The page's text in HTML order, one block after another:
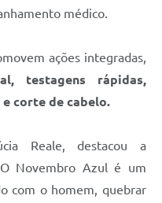
médico.
ações integradas,
testagens rápidas,
corte de cabelo.
Reale, destacou a
Novembro Azul é um
com o homem, quebrar